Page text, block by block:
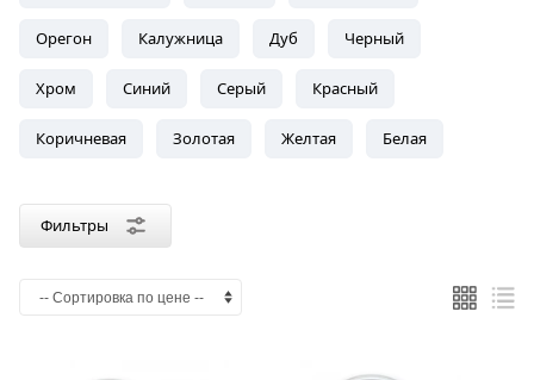
Орегон Калужница Дуб Черный
Хром Синий Серый Красный
Коричневая Золотая Желтая Белая
Фильтры